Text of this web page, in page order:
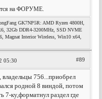
на ФОРУМЕ.
GK7NP5R: AMD Ryzen 4800H,
32Gb DDR4-3200MHz, SSD NVME
Magnat Interior Wireless, Win10 x64,
05:30 #89
756...приобрел
родной 8 виндой, потом
7-ку,форматнул раздел где